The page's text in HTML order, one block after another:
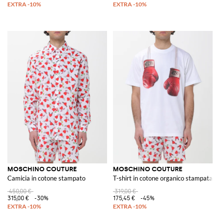
MOSCHINO COUTURE
Camicia in cotone stampato
450,00 €
315,00 €
-30%
MOSCHINO COUTURE
T-shirt in cotone organico stampata
319,00 €
175,45 €
-45%